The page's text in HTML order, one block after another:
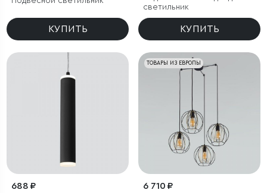
КУПИТЬ
светильник
КУПИТЬ
688 ₽
ТОВАРЫ ИЗ ЕВРОПЫ
6 710 ₽